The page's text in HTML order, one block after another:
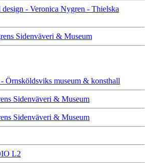
- Veronica Nygren - Thielska
Sidenväveri & Museum
Örnsköldsviks museum & konsthall
Sidenväveri & Museum
Sidenväveri & Museum
L2